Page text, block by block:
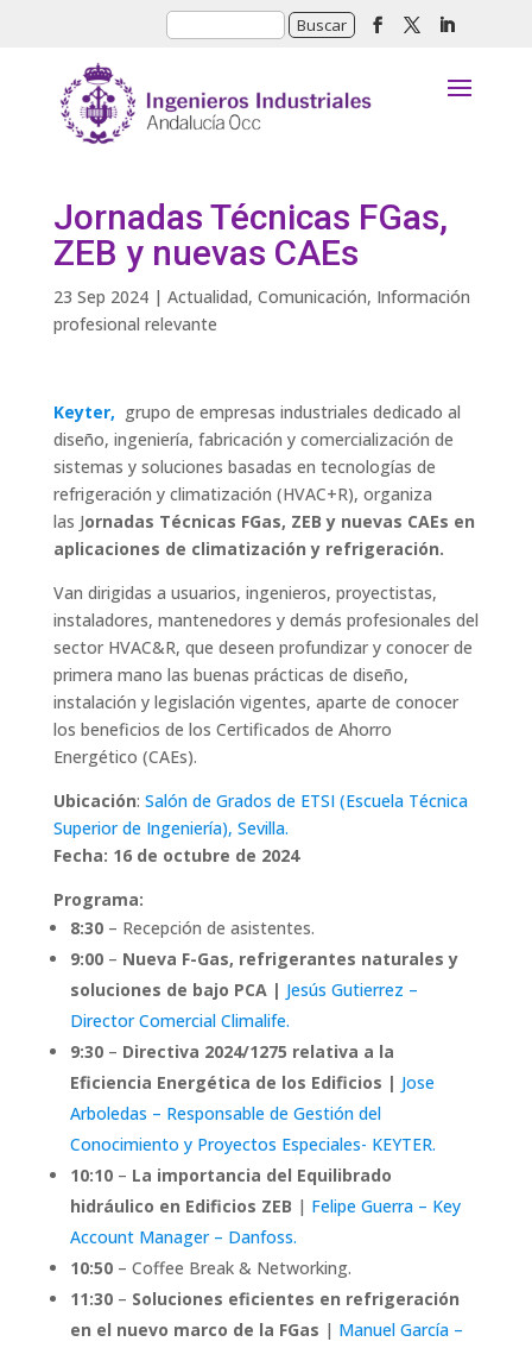
Jornadas Técnicas FGas,
ZEB y nuevas CAEs
23 Sep 2024| Actualidad, Comunicación, Información
profesional relevante
Keyter, grupo de empresas industriales dedicado al
diseño, ingeniería, fabricación y comercialización de
sistemas y soluciones basadas en tecnologías de
refrigeración y climatización (HVAC+R), organiza
las Jornadas Técnicas FGas, ZEB y nuevas CAEs en
aplicaciones de climatización y refrigeración.
Van dirigidas a usuarios, ingenieros, proyectistas,
instaladores, mantenedores y demás profesionales del
sector HVAC&R, que deseen profundizar y conocer de
primera mano las buenas prácticas de diseño,
instalación y legislación vigentes, aparte de conocer
los beneficios de los Certificados de Ahorro
Energético (CAEs).
Ubicación: Salón de Grados de ETSI (Escuela Técnica
Superior de Ingeniería), Sevilla.
Fecha: 16 de octubre de 2024
Programa:
8:30– Recepción de asistentes.
9:00– Nueva F-Gas, refrigerantes naturales y
soluciones de bajo PCA | Jesús Gutierrez –
Director Comercial Climalife.
9:30– Directiva 2024/1275 relativa a la
Eficiencia Energética de los Edificios | Jose
Arboledas – Responsable de Gestión del
Conocimiento y Proyectos Especiales- KEYTER.
10:10– La importancia del Equilibrado
hidráulico en Edificios ZEB | Felipe Guerra – Key
Account Manager – Danfoss.
10:50– Coffee Break & Networking.
11:30– Soluciones eficientes en refrigeración
en el nuevo marco de la FGas | Manuel García –